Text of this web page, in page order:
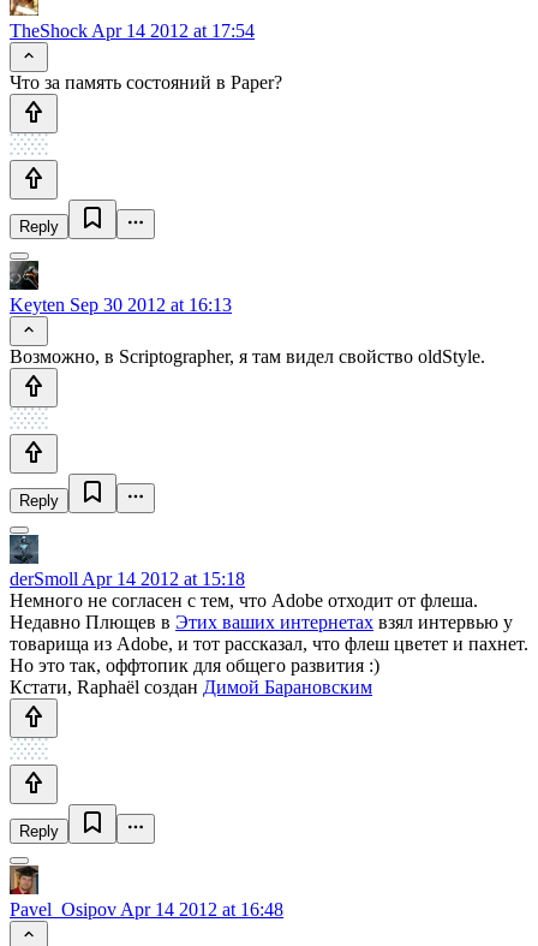
TheShock Apr 14 2012 at 17:54
Что за память состояний в Paper?
Reply
Keyten Sep 30 2012 at 16:13
Возможно, в Scriptographer, я там видел свойство oldStyle.
Reply
derSmoll Apr 14 2012 at 15:18
Немного не согласен с тем, что Adobe отходит от флеша.
Недавно Плющев в Этих ваших интернетах взял интервью у
товарища из Adobe, и тот рассказал, что флеш цветет и пахнет.
Но это так, оффтопик для общего развития :)
Кстати, Raphaël создан Димой Барановским
Reply
Pavel_Osipov Apr 14 2012 at 16:48